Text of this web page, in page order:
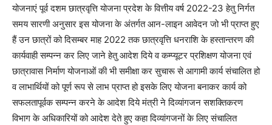
योजनाएं पूर्व दशम छात्रवृत्ति योजना प्रदेश के वित्तीय वर्ष 2022-23 हेतु निर्गत
समय सारणी अनुसार इस योजना के अंतर्गत आन-लाइन आवेदन जो भी प्राप्त हुए
हैं उन छात्रों को दिसम्बर माह 2022 तक छात्रवृत्ति धनराशि के हस्तान्तरण की
कार्यवाही सम्पन्न कर लिए जाने हेतु आदेश दिये व कम्प्यूटर प्रशिक्षण योजना एवं
छात्रावास निर्माण योजनाओं की भी समीक्षा कर सुचारू से आगामी कार्य संचालित हो
व लाभार्थियों को पूर्ण रूप से लाभ प्राप्त हो इसके लिए योजना बनाकर कार्य को
सफलतापूर्वक सम्पन्न करने के आदेश दिये मंत्री ने दिव्यांगजन सशक्तिकरण
विभाग के अधिकारियों को आदेश देते हुए कहा दिव्यांगजनों के लिए संचालित